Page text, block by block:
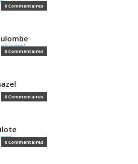
0 Commentaires
0 Commentaires
0 Commentaires
0 Commentaires